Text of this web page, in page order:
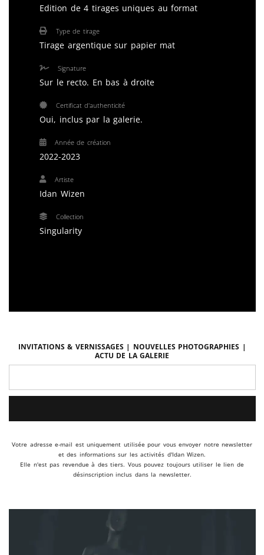
Edition de 4 tirages uniques au format
Type de tirage
Tirage argentique sur papier mat
Signature
Sur le recto. En bas à droite
Certificat d'authenticité
Oui, inclus par la galerie.
Année de création
2022-2023
Artiste
Idan Wizen
Collection
Singularity
Invitations & vernissages | Nouvelles photographies |
Actu de la galerie
Votre adresse e-mail est uniquement utilisée pour vous envoyer notre newsletter
et des informations sur les activités d'Idan Wizen.
Elle n'est pas revendue à des tiers. Vous pouvez toujours utiliser le lien de
désinscription inclus dans la newsletter.